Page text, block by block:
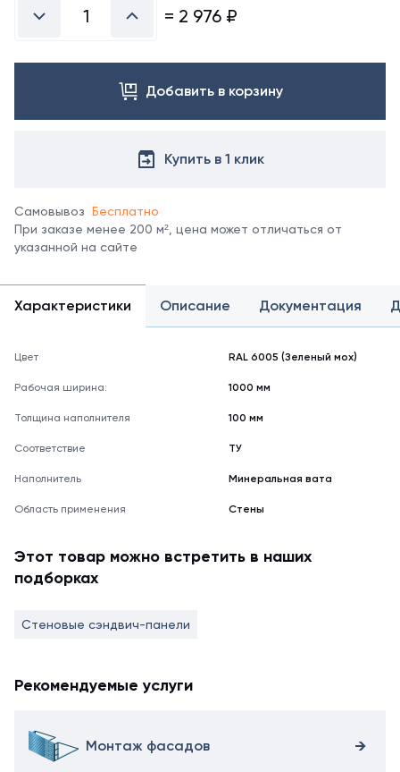
цвета
справочнике
цветов
RAL.
*
цвета
может
не
полностью
оттенку.
= 2 976 ₽
Добавить в корзину
Купить в 1 клик
Самовывоз Бесплатно
При заказе менее 200 м², цена может отличаться от
указанной на сайте
Характеристики Описание Документация
Цвет RAL 6005 (Зеленый мох)
Рабочая ширина: 1000 мм
Толщина наполнителя 100 мм
Соответствие ТУ
Наполнитель Минеральная вата
Область применения Стены
Этот товар можно встретить в наших
подборках
Стеновые сэндвич-панели
Рекомендуемые услуги
Монтаж фасадов